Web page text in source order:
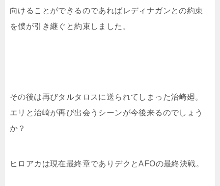
向けることができるのであればレディナガンとの約束
を僕が引き継ぐと約束しました。
その後は再びタルタロスに送られてしまった治崎廻。
エリと治崎が再び出会うシーンが今後来るのでしょう
か？
ヒロアカは現在最終章でありデクとAFOの最終決戦。